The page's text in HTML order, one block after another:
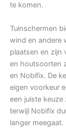
te komen.
Tuinschermen
wind en andere
plaatsen en zijn
en houtsoorten
en Nobifix. De
eigen voorkeur
een juiste
terwijl Nobifix
langer meegaat.